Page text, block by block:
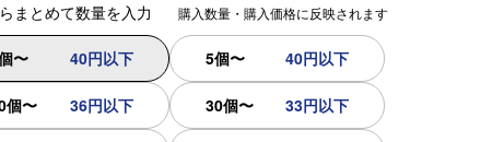
まとめて数量を入力 購入数量・購入価格に反映されます
〜 40円以下 5個〜 40円以下
個〜 36円以下 30個〜 33円以下